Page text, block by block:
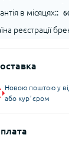
в місяцях::
реєстрації
Новою поштою у
або курʼєром